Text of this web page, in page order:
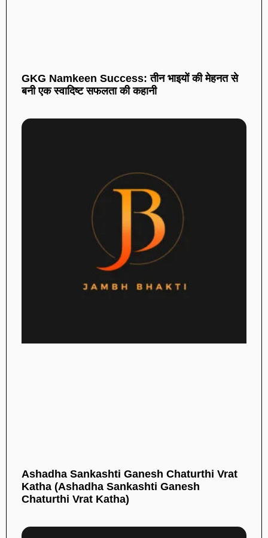
GKG Namkeen Success: तीन भाइयों की मेहनत से
बनी एक स्वादिष्ट सफलता की कहानी
Ashadha Sankashti Ganesh Chaturthi Vrat
Katha (Ashadha Sankashti Ganesh
Chaturthi Vrat Katha)